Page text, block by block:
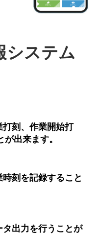
システム
刻、作業開始打
出来ます。
を記録すること
出力を行うことが